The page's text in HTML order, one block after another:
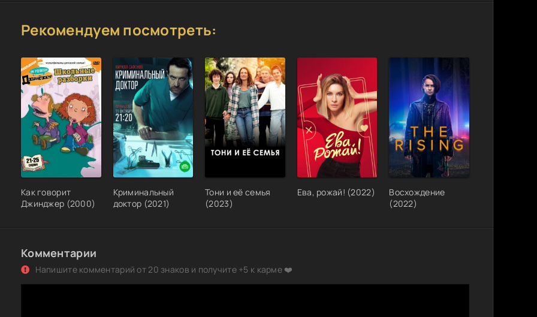
Рекомендуем посмотреть:
Как говорит
Джинджер (2000)
Криминальный
доктор (2021)
Тони и её семья
(2023)
Ева, рожай! (2022)
Восхождение
(2022)
Комментарии
Напишите комментарий от 20 знаков и получите +5 к карме ❤️